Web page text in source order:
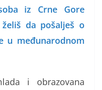
iz Crne Gore
da pošalješ o
u međunarodnom
i obrazovana